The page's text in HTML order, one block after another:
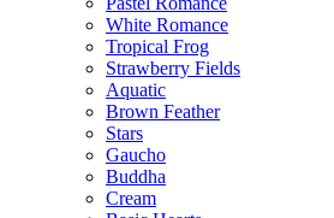
White Romance
Tropical Frog
Strawberry Fields
Aquatic
Brown Feather
Stars
Gaucho
Buddha
Cream